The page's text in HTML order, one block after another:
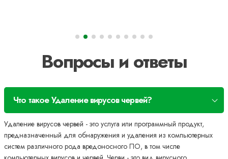
Вопросы и ответы
Что такое Удаление вирусов червей?
Удаление вирусов червей - это услуга или программный продукт,
предназначенный для обнаружения и удаления из компьютерных
систем различного рода вредоносного ПО, в том числе